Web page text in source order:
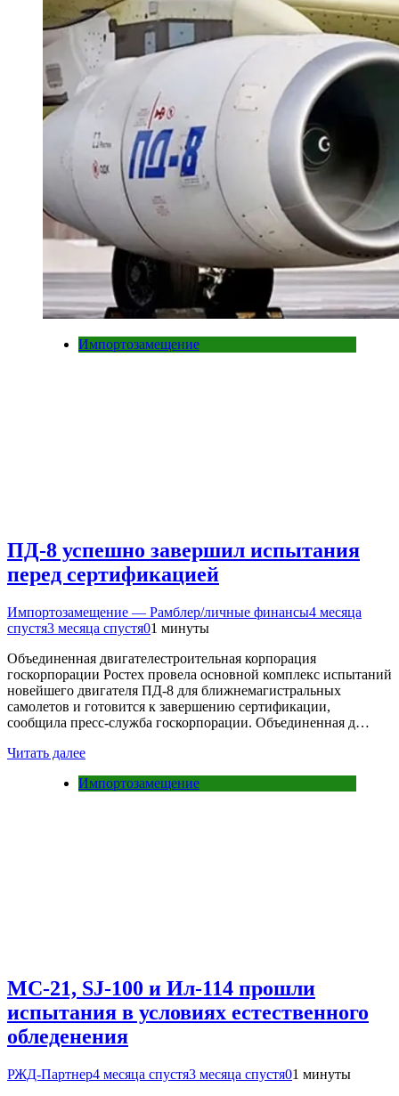
Импортозамещение
ПД-8 успешно завершил испытания
перед сертификацией
Импортозамещение — Рамблер/личные финансы4 месяца
спустя3 месяца спустя01 минуты
Объединенная двигателестроительная корпорация
госкорпорации Ростех провела основной комплекс испытаний
новейшего двигателя ПД-8 для ближнемагистральных
самолетов и готовится к завершению сертификации,
сообщила пресс-служба госкорпорации. Объединенная д…
Читать далее
Импортозамещение
МС-21, SJ-100 и Ил-114 прошли
испытания в условиях естественного
обледенения
РЖД-Партнер4 месяца спустя3 месяца спустя01 минуты